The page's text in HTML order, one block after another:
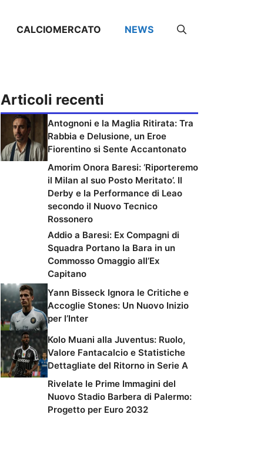
CALCIOMERCATO NEWS
Articoli recenti
Antognoni e la Maglia Ritirata: Tra
Rabbia e Delusione, un Eroe
Fiorentino si Sente Accantonato
Amorim Onora Baresi: ‘Riporteremo
il Milan al suo Posto Meritato’. Il
Derby e la Performance di Leao
secondo il Nuovo Tecnico
Rossonero
Addio a Baresi: Ex Compagni di
Squadra Portano la Bara in un
Commosso Omaggio all’Ex
Capitano
Yann Bisseck Ignora le Critiche e
Accoglie Stones: Un Nuovo Inizio
per l’Inter
Kolo Muani alla Juventus: Ruolo,
Valore Fantacalcio e Statistiche
Dettagliate del Ritorno in Serie A
Rivelate le Prime Immagini del
Nuovo Stadio Barbera di Palermo:
Progetto per Euro 2032